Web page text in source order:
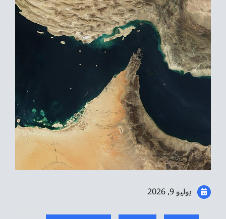
رياضة
موسيقى الشرق
من نحن
تواصل معنا
يوليو 9, 2026